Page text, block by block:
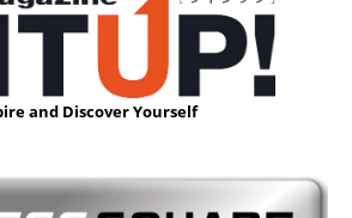
and Discover Yourself